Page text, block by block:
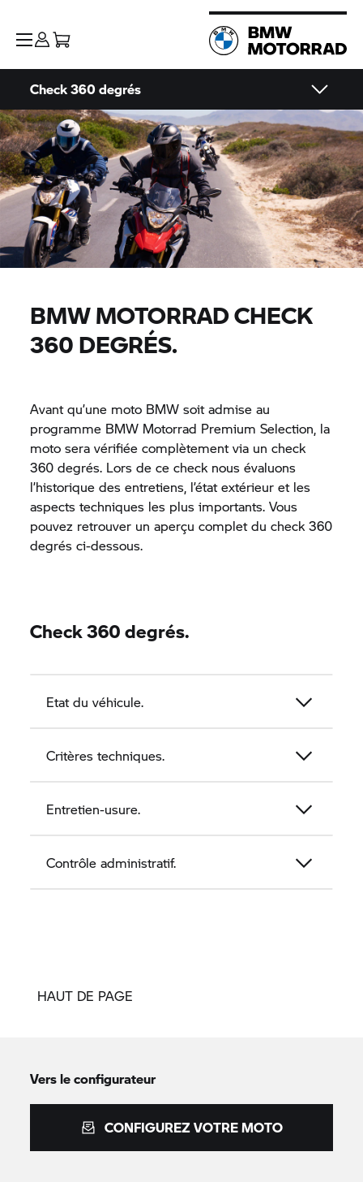
Check 360 degrés
BMW MOTORRADCHECK
360 DEGRÉS.
Avant qu’une moto BMW soit admise au
programme BMW Motorrad Premium Selection, la
moto sera vérifiée complètement via un check
360 degrés. Lors de ce check nous évaluons
l’historique des entretiens, l’état extérieur et les
aspects techniques les plus importants. Vous
pouvez retrouver un aperçu complet du check 360
degrés ci-dessous.
Check 360 degrés.
Etat du véhicule.
Critères techniques.
Entretien-usure.
Contrôle administratif.
HAUT DE PAGE
Vers le configurateur
CONFIGUREZ VOTRE MOTO